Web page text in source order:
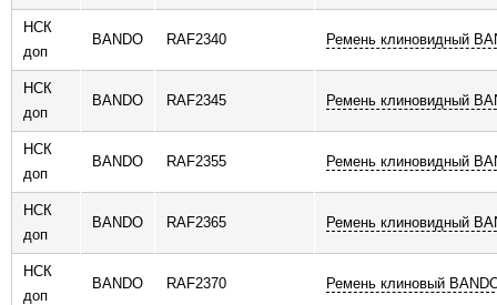
НСК
доп
BANDO RAF2340 Ремень клиновидный
НСК
доп
BANDO RAF2345 Ремень клиновидный
НСК
доп
BANDO RAF2355 Ремень клиновидный
НСК
доп
BANDO RAF2365 Ремень клиновидный
НСК
доп
BANDO RAF2370 Ремень клиновый